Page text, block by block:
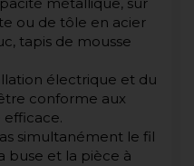
ou de tôle en acier
tapis de mousse
électrique et du
conforme aux
simultanément le fil
buse et la pièce à